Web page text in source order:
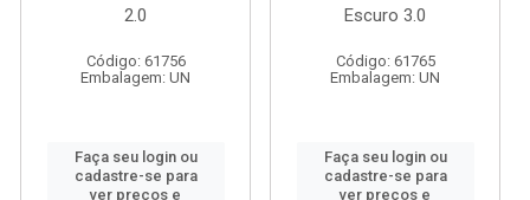
2.0
Código: 61756
Embalagem: UN
Faça seu login ou
cadastre-se para
ver preços e
Escuro 3.0
Código: 61765
Embalagem: UN
Faça seu login ou
cadastre-se para
ver preços e